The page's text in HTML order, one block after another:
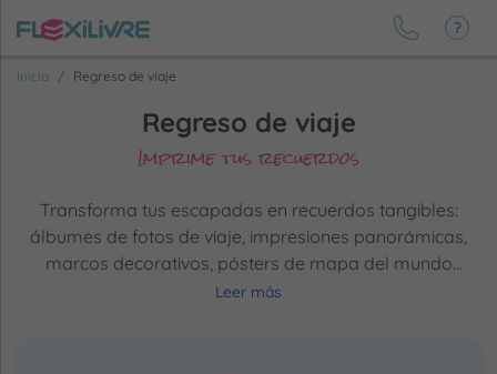
Inicio Regreso de viaje
Regreso de viaje
Imprime tus recuerdos
Transforma tus escapadas en recuerdos tangibles:
álbumes de fotos de viaje, impresiones panorámicas,
marcos decorativos, pósters de mapa del mundo
personalizados y caja de fotos de aventura. Revive
Leer más